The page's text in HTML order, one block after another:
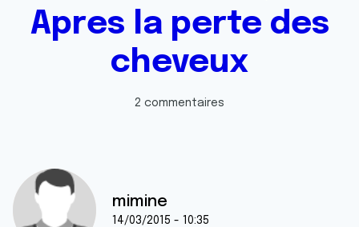
Apres la perte des
cheveux
2 commentaires
mimine
14/03/2015 - 10:35